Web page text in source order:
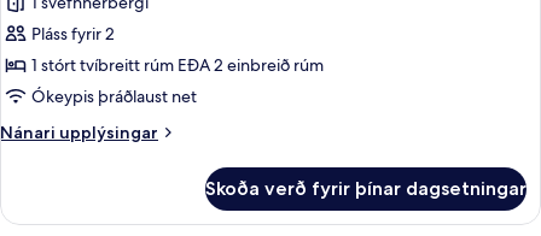
herbergi
-
sjávarútsýni
hluta
Pláss fyrir 2
1 stórt tvíbreitt rúm EÐA 2 einbreið rúm
Ókeypis þráðlaust net
Nánari upplýsingar
Nánari
herbergi
Skoða verð fyrir þínar dagsetningar